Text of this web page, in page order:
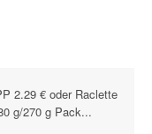
2.29 € oder Raclette
g/270 g Pack...